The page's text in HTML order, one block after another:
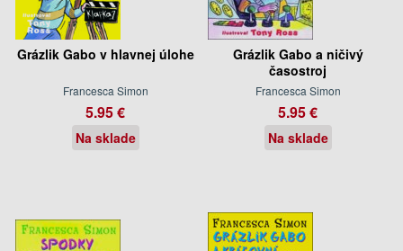
Grázlik Gabo v hlavnej úlohe
Francesca Simon
5.95 €
Na sklade
Grázlik Gabo a ničivý
časostroj
Francesca Simon
5.95 €
Na sklade